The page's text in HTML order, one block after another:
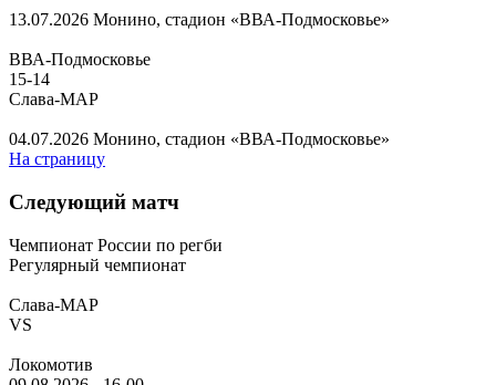
13.07.2026 Монино, стадион «ВВА-Подмосковье»
ВВА-Подмосковье
15-14
Слава-МАР
04.07.2026 Монино, стадион «ВВА-Подмосковье»
На страницу
Следующий матч
Чемпионат России по регби
Регулярный чемпионат
Слава-МАР
VS
Локомотив